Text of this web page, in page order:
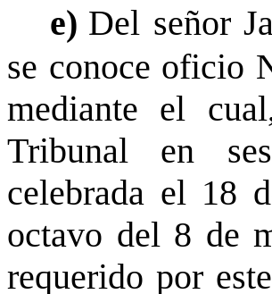
e) Del señor
se conoce oficio
mediante el
Tribunal en
celebrada el 18
octavo del 8 de
requerido por